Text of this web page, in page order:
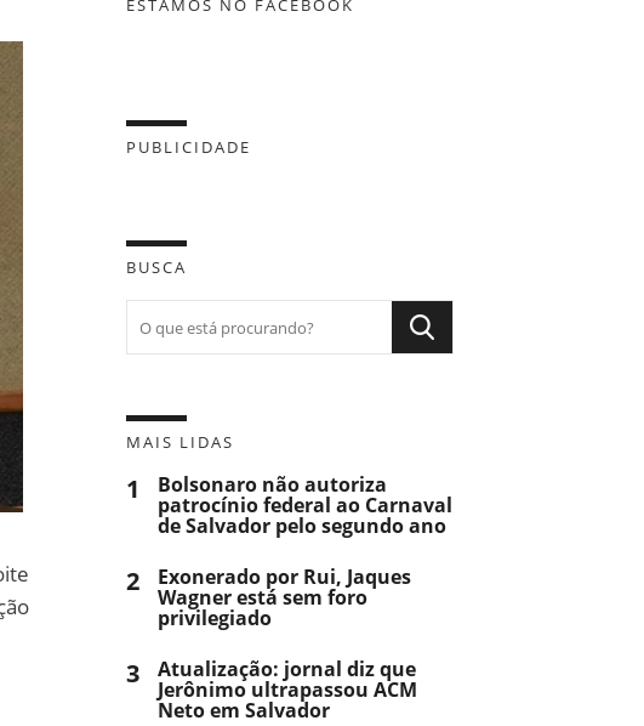
ESTAMOS NO FACEBOOK
PUBLICIDADE
BUSCA
MAIS LIDAS
1 Bolsonaro não autoriza
patrocínio federal ao Carnaval
de Salvador pelo segundo ano
2 Exonerado por Rui, Jaques
Wagner está sem foro
privilegiado
3 Atualização: jornal diz que
Jerônimo ultrapassou ACM
Neto em Salvador